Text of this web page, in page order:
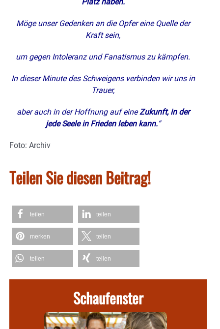
Platz haben.
Möge unser Gedenken an die Opfer eine Quelle der
Kraft sein,
um gegen Intoleranz und Fanatismus zu kämpfen.
In dieser Minute des Schweigens verbinden wir uns in
Trauer,
aber auch in der Hoffnung auf eineZukunft, in der
jede Seele in Frieden leben kann.“
Foto: Archiv
Teilen Sie diesen Beitrag!
teilen teilen
merken teilen
teilen teilen
Schaufenster